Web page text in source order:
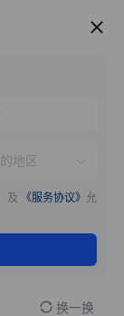
服务推荐
及 《服务协议》 允
换一换